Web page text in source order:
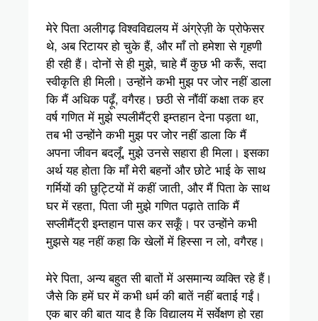
मेरे पिता अलीगढ़ विश्वविद्यलय में अंग्रेज़ी के प्रोफेसर
थे, अब रिटायर हो चुके हैं, और माँ तो हमेशा से गृहणी
ही रही हैं। दोनों से ही मुझे, चाहे मैं कुछ भी करूँ, सदा
स्वीकृति ही मिली। उन्होंने कभी मुझ पर जोर नहीं डाला
कि मैं अधिक पढ़ूँ, वगैरह। छठी से नौंवीं कक्षा तक हर
वर्ष गणित में मुझे स्पलीमैंट्री इम्तहान देना पड़ता था,
तब भी उन्होंने कभी मुझ पर जोर नहीं डाला कि मैं
अपना जीवन बदलूँ, मुझे उनसे सहारा ही मिला। इसका
अर्थ यह होता कि माँ मेरी बहनों और छोटे भाई के साथ
गर्मियों की छुट्टियों में कहीं जाती, और मैं पिता के साथ
घर में रहता, पिता जी मुझे गणित पढ़ाते ताकि मैं
सप्लीमैंट्री इम्तहान पास कर सकूँ। पर उन्होंने कभी
मुझसे यह नहीं कहा कि खेलों में हिस्सा न लो, वगैरह।
मेरे पिता, अन्य बहुत सी बातों में असमान्य व्यक्ति रहे हैं।
जैसे कि हमें घर में कभी धर्म की बातें नहीं बताई गईं।
एक बार की बात याद है कि विद्यालय में सर्वेक्षण हो रहा